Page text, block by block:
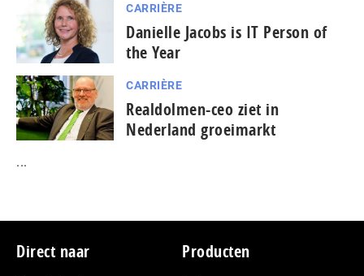
CARRIÈRE
Danielle Jacobs is IT Person of
the Year
CARRIÈRE
Realdolmen-ceo ziet in
Nederland groeimarkt
...
Footer
Direct naar Producten